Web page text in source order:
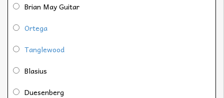
Brian May Guitar
Ortega
Tanglewood
Blasius
Duesenberg